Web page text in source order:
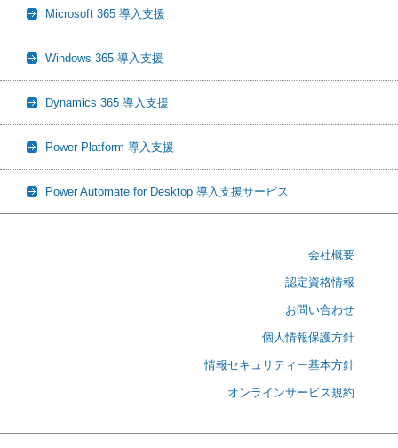
Microsoft 365 導入支援
Windows 365 導入支援
Dynamics 365 導入支援
Power Platform 導入支援
Power Automate for Desktop 導入支援サービス
会社概要
認定資格情報
お問い合わせ
個人情報保護方針
情報セキュリティー基本方針
オンラインサービス規約